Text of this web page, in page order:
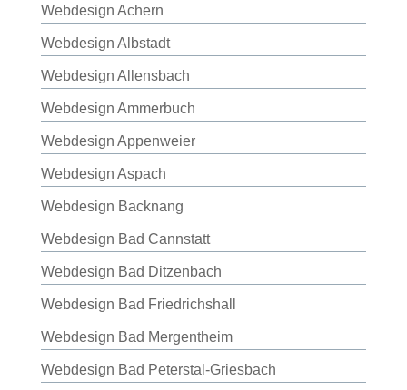
Webdesign Achern
Webdesign Albstadt
Webdesign Allensbach
Webdesign Ammerbuch
Webdesign Appenweier
Webdesign Aspach
Webdesign Backnang
Webdesign Bad Cannstatt
Webdesign Bad Ditzenbach
Webdesign Bad Friedrichshall
Webdesign Bad Mergentheim
Webdesign Bad Peterstal-Griesbach